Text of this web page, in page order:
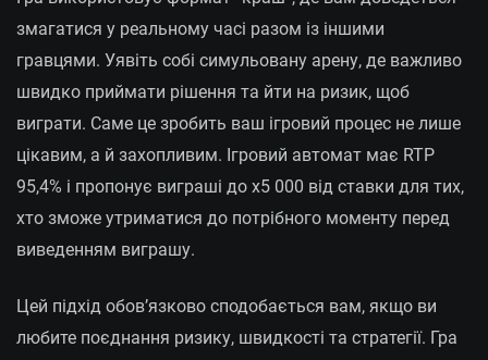
змагатися у реальному часі разом із іншими
гравцями. Уявіть собі симульовану арену, де важливо
швидко приймати рішення та йти на ризик, щоб
виграти. Саме це зробить ваш ігровий процес не лише
цікавим, а й захопливим. Ігровий автомат має RTP
95,4% і пропонує виграші до x5 000 від ставки для тих,
хто зможе утриматися до потрібного моменту перед
виведенням виграшу.
Цей підхід обов’язково сподобається вам, якщо ви
любите поєднання ризику, швидкості та стратегії. Гра